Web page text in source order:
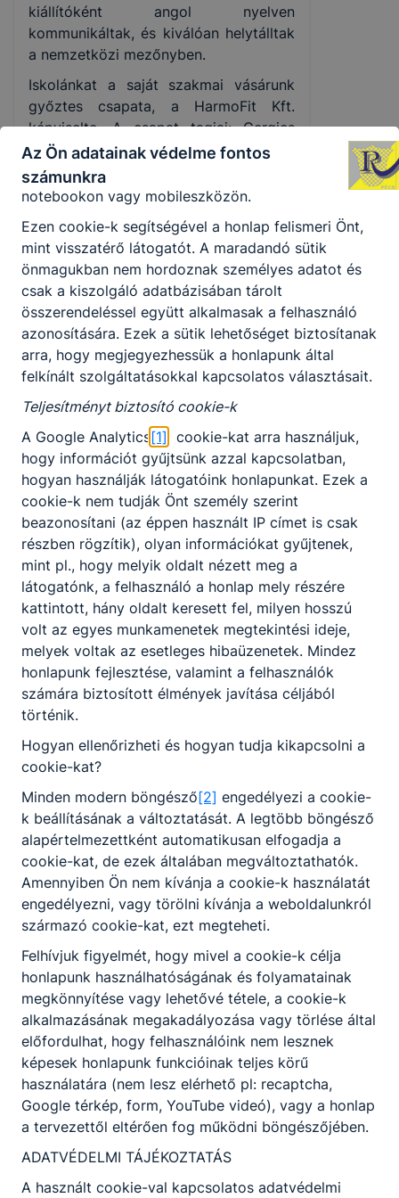
kiállítóként angol nyelven
kommunikáltak, és kiválóan helytálltak
a nemzetközi mezőnyben.
Iskolánkat a saját szakmai vásárunk
győztes csapata, a HarmoFit Kft.
képviselte. A csapat tagjai: Gergics
Zora, Hopp Fanni és Morvai-Nagy
Máté (11. évfolyam). Felkészítő tanáraik
Zsbánné Hámory Márta és Rónási
A külföldi útra a diákokkal Rónási tanár
úr utazott, mint kapcsolattartó.
Április 16-án a partneriskola 11.
évfolyamos diákjaival közös buszos
tanulmányi kiránduláson vettünk részt.
Ennek során megtekintettük a Solana
Nin sómúzeumot és sólepárlót,
valamint ellátogattunk a tengerparti
A négynapos külföldi program számos
élménnyel gazdagította tanulóinkat, akik
értékes szakmai és kulturális tapasztalatokkal
térhettek haza.
GALÉRIA
Zágrábi 23. Nemzetközi
Szakmai Vásár
Megosztás
KAPCSOLÓDÓ HÍREK
Az Ön adatainak védelme fontos
számunkra
számítógépéről.
Ezen cookie-k alkalmazása nélkül nem tudjuk
Használatot elősegítő “maradandó sütik” persistent
cookie-k
A “maradandó sütik” (persistent cookie) a honlap
elhagyását követően is tárolódnak a számítógépen,
notebookon vagy mobileszközön.
Ezen cookie-k segítségével a honlap felismeri Önt,
mint visszatérő látogatót. A maradandó sütik
önmagukban nem hordoznak személyes adatot és
csak a kiszolgáló adatbázisában tárolt
összerendeléssel együtt alkalmasak a felhasználó
azonosítására. Ezek a sütik lehetőséget biztosítanak
arra, hogy megjegyezhessük a honlapunk által
felkínált szolgáltatásokkal kapcsolatos választásait.
Teljesítményt biztosító cookie-k
A Google Analytics [1] cookie-kat arra használjuk,
hogy információt gyűjtsünk azzal kapcsolatban,
hogyan használják látogatóink honlapunkat. Ezek a
cookie-k nem tudják Önt személy szerint
beazonosítani (az éppen használt IP címet is csak
részben rögzítik), olyan információkat gyűjtenek,
mint pl., hogy melyik oldalt nézett meg a
látogatónk, a felhasználó a honlap mely részére
kattintott, hány oldalt keresett fel, milyen hosszú
volt az egyes munkamenetek megtekintési ideje,
melyek voltak az esetleges hibaüzenetek. Mindez
honlapunk fejlesztése, valamint a felhasználók
számára biztosított élmények javítása céljából
történik.
Hogyan ellenőrizheti és hogyan tudja kikapcsolni a
cookie-kat?
Minden modern böngésző[2] engedélyezi a cookie-
k beállításának a változtatását. A legtöbb böngésző
alapértelmezettként automatikusan elfogadja a
cookie-kat, de ezek általában megváltoztathatók.
Amennyiben Ön nem kívánja a cookie-k használatát
engedélyezni, vagy törölni kívánja a weboldalunkról
származó cookie-kat, ezt megteheti.
Felhívjuk figyelmét, hogy mivel a cookie-k célja
honlapunk használhatóságának és folyamatainak
megkönnyítése vagy lehetővé tétele, a cookie-k
alkalmazásának megakadályozása vagy törlése által
előfordulhat, hogy felhasználóink nem lesznek
képesek honlapunk funkcióinak teljes körű
használatára (nem lesz elérhető pl: recaptcha,
Google térkép, form, YouTube videó), vagy a honlap
a tervezettől eltérően fog működni böngészőjében.
ADATVÉDELMI TÁJÉKOZTATÁS
A használt cookie-val kapcsolatos adatvédelmi